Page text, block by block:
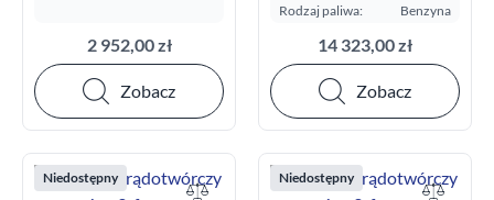
2 952,00 zł
Zobacz
Rodzaj paliwa:
Benzyna
14 323,00 zł
Zobacz
Niedostępny Niedostępny